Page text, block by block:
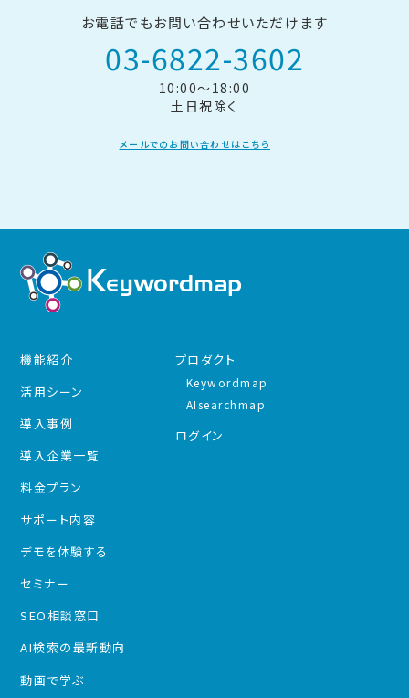
お電話でもお問い合わせいただけます
03-6822-3602
10:00～18:00
土日祝除く
メールでのお問い合わせはこちら
機能紹介
活用シーン
導入事例
導入企業一覧
料金プラン
サポート内容
デモを体験する
セミナー
SEO相談窓口
AI検索の最新動向
動画で学ぶ
プロダクト
Keywordmap
AIsearchmap
ログイン